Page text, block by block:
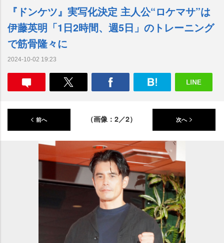
e
『ドンケツ』実写化決定 主人公“ロケマサ”は
伊藤英明「1日2時間、週5日」のトレーニング
で筋骨隆々に
2024-10-02 19:23
前へ （画像：2／2） 次へ